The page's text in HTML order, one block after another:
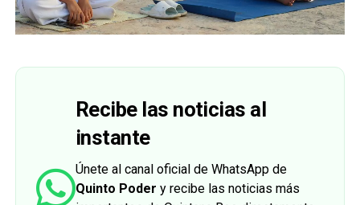
Recibe las noticias al
instante
Únete al canal oficial de WhatsApp de
Quinto Poder y recibe las noticias más